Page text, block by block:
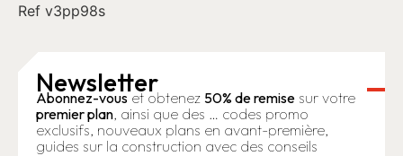
Ref v3pp98s
Newsletter
Abonnez-vous et obtenez 50% de remise sur votre
premier plan, ainsi que des … codes promo
exclusifs, nouveaux plans en avant-première,
guides sur la construction avec des conseils